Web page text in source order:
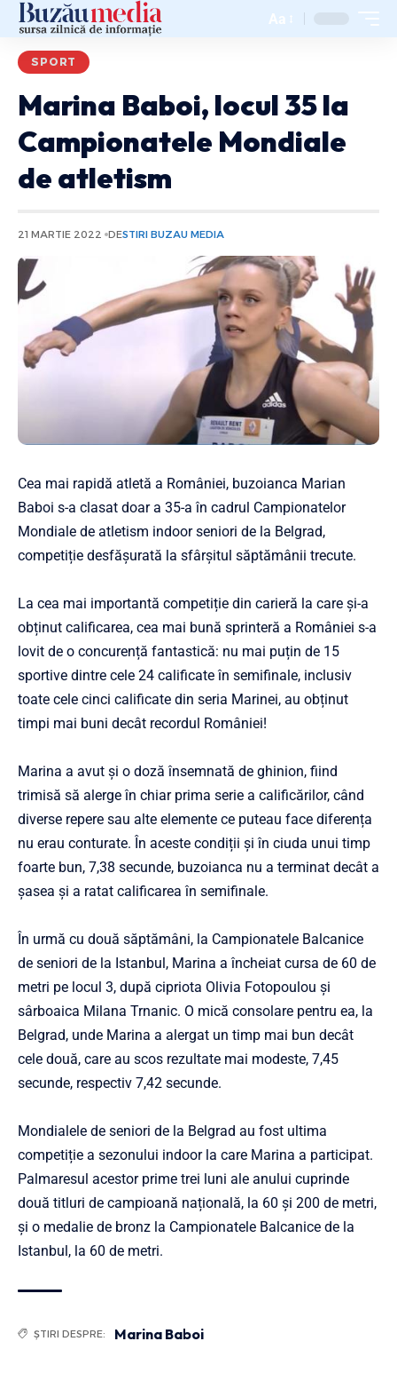
Aa
SPORT
Marina Baboi, locul 35 la
Campionatele Mondiale
de atletism
21 MARTIE 2022 DESTIRI BUZAU MEDIA
Cea mai rapidă atletă a României, buzoianca Marian
Baboi s-a clasat doar a 35-a în cadrul Campionatelor
Mondiale de atletism indoor seniori de la Belgrad,
competiție desfășurată la sfâr­șitul săptămânii trecute.
La cea mai importantă competiție din carieră la care și-a
obținut calificarea, cea mai bună sprinteră a României s-a
lovit de o concurență fantastică: nu mai puțin de 15
sportive dintre cele 24 ca­lificate în semifinale, inclusiv
toate cele cinci calificate din seria Marinei, au obținut
timpi mai buni decât recordul României!
Marina a avut și o doză însemnată de ghinion, fiind
trimisă să alerge în chiar prima serie a calificărilor, când
diverse repere sau alte elemente ce puteau face diferența
nu erau conturate. În aceste condiții și în ciuda unui timp
foarte bun, 7,38 secunde, buzoianca nu a terminat decât a
șasea și a ratat calificarea în semifinale.
În urmă cu două săptămâni, la Campionatele Balcanice
de seniori de la Istanbul, Marina a încheiat cursa de 60 de
metri pe locul 3, după cipriota Olivia Fotopoulou și
sârboaica Milana Trnanic. O mică consolare pentru ea, la
Belgrad, unde Marina a alergat un timp mai bun decât
cele două, care au scos rezultate mai modeste, 7,45
secunde, respectiv 7,42 secunde.
Mondialele de seniori de la Belgrad au fost ultima
competiție a sezonului indoor la care Marina a participat.
Palmaresul acestor prime trei luni ale anului cuprinde
două titluri de campioană națională, la 60 și 200 de metri,
și o medalie de bronz la Campionatele Balcanice de la
Istanbul, la 60 de metri.
ȘTIRI DESPRE: Marina Baboi